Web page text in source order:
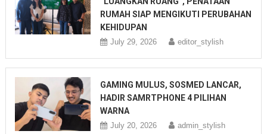
RUMAH SIAP MENGIKUTI PERUBAHAN
KEHIDUPAN
July 29, 2026 editor_stylish
GAMING MULUS, SOSMED LANCAR,
HADIR SAMRTPHONE 4 PILIHAN
WARNA
July 20, 2026 admin_stylish